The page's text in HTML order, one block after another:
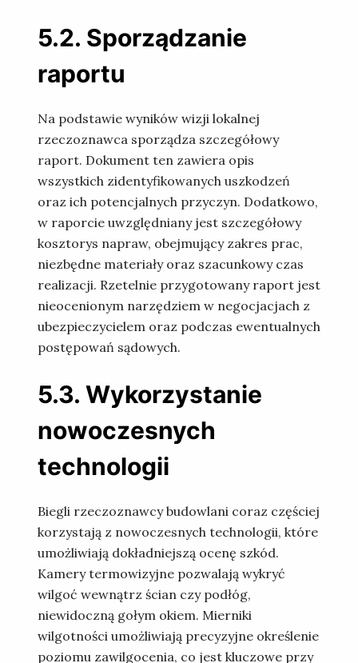
5.2. Sporządzanie
raportu
Na podstawie wyników wizji lokalnej
rzeczoznawca sporządza szczegółowy
raport. Dokument ten zawiera opis
wszystkich zidentyfikowanych uszkodzeń
oraz ich potencjalnych przyczyn. Dodatkowo,
w raporcie uwzględniany jest szczegółowy
kosztorys napraw, obejmujący zakres prac,
niezbędne materiały oraz szacunkowy czas
realizacji. Rzetelnie przygotowany raport jest
nieocenionym narzędziem w negocjacjach z
ubezpieczycielem oraz podczas ewentualnych
postępowań sądowych.
5.3. Wykorzystanie
nowoczesnych
technologii
Biegli rzeczoznawcy budowlani coraz częściej
korzystają z nowoczesnych technologii, które
umożliwiają dokładniejszą ocenę szkód.
Kamery termowizyjne pozwalają wykryć
wilgoć wewnątrz ścian czy podłóg,
niewidoczną gołym okiem. Mierniki
wilgotności umożliwiają precyzyjne określenie
poziomu zawilgocenia, co jest kluczowe przy